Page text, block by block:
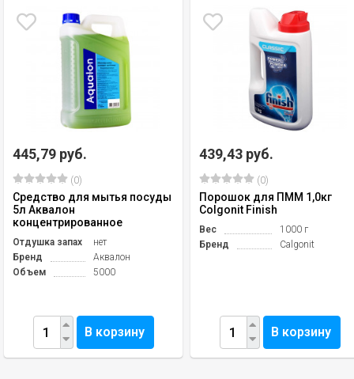
445,79 руб.
(0)
Средство для мытья посуды
5л Аквалон
концентрированное
Отдушка запах
нет
Бренд
Аквалон
Объем
5000
В корзину
439,43 руб.
(0)
Порошок для ПММ 1,0кг
Colgonit Finish
Вес
1000 г
Бренд
Calgonit
В корзину